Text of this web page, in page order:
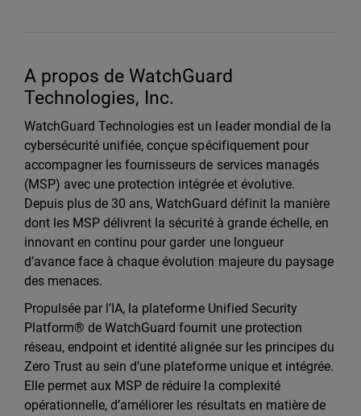
A propos de WatchGuard
Technologies, Inc.
WatchGuard Technologies est un leader mondial de la
cybersécurité unifiée, conçue spécifiquement pour
accompagner les fournisseurs de services managés
(MSP) avec une protection intégrée et évolutive.
Depuis plus de 30 ans, WatchGuard définit la manière
dont les MSP délivrent la sécurité à grande échelle, en
innovant en continu pour garder une longueur
d’avance face à chaque évolution majeure du paysage
des menaces.
Propulsée par l’IA, la plateforme Unified Security
Platform® de WatchGuard fournit une protection
réseau, endpoint et identité alignée sur les principes du
Zero Trust au sein d’une plateforme unique et intégrée.
Elle permet aux MSP de réduire la complexité
opérationnelle, d’améliorer les résultats en matière de